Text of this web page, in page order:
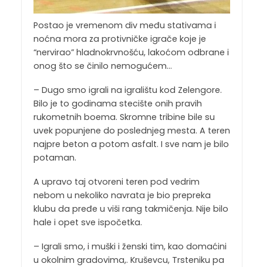
Postao je vremenom div među stativama i
noćna mora za protivničke igrače koje je
“nervirao” hladnokrvnošću, lakoćom odbrane i
onog što se činilo nemogućem…
– Dugo smo igrali na igralištu kod Zelengore.
Bilo je to godinama stecište onih pravih
rukometnih boema. Skromne tribine bile su
uvek popunjene do poslednjeg mesta. A teren
najpre beton a potom asfalt. I sve nam je bilo
potaman.
A upravo taj otvoreni teren pod vedrim
nebom u nekoliko navrata je bio prepreka
klubu da pređe u viši rang takmičenja. Nije bilo
hale i opet sve ispočetka.
– Igrali smo, i muški i ženski tim, kao domaćini
u okolnim gradovima,. Kruševcu, Trsteniku pa